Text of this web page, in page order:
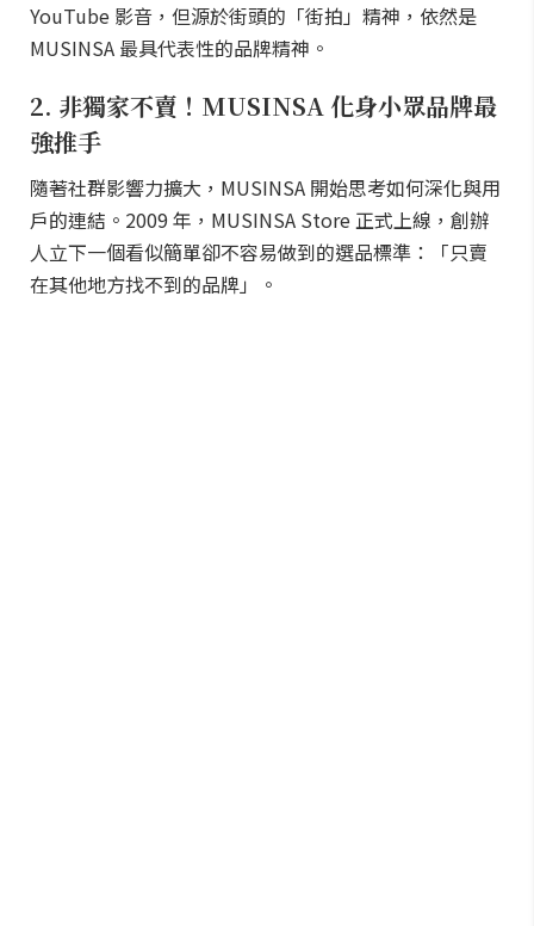
YouTube 影音，但源於街頭的「街拍」精神，依然是
MUSINSA 最具代表性的品牌精神。
2. 非獨家不賣！MUSINSA 化身小眾品牌最
強推手
隨著社群影響力擴大，MUSINSA 開始思考如何深化與用
戶的連結。2009 年，MUSINSA Store 正式上線，創辦
人立下一個看似簡單卻不容易做到的選品標準：「只賣
在其他地方找不到的品牌」。